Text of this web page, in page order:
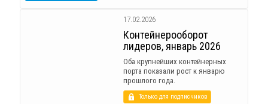
17.02.2026
Контейнерооборот
лидеров, январь 2026
Оба крупнейших контейнерных
порта показали рост к январю
прошлого года.
Только для подписчиков